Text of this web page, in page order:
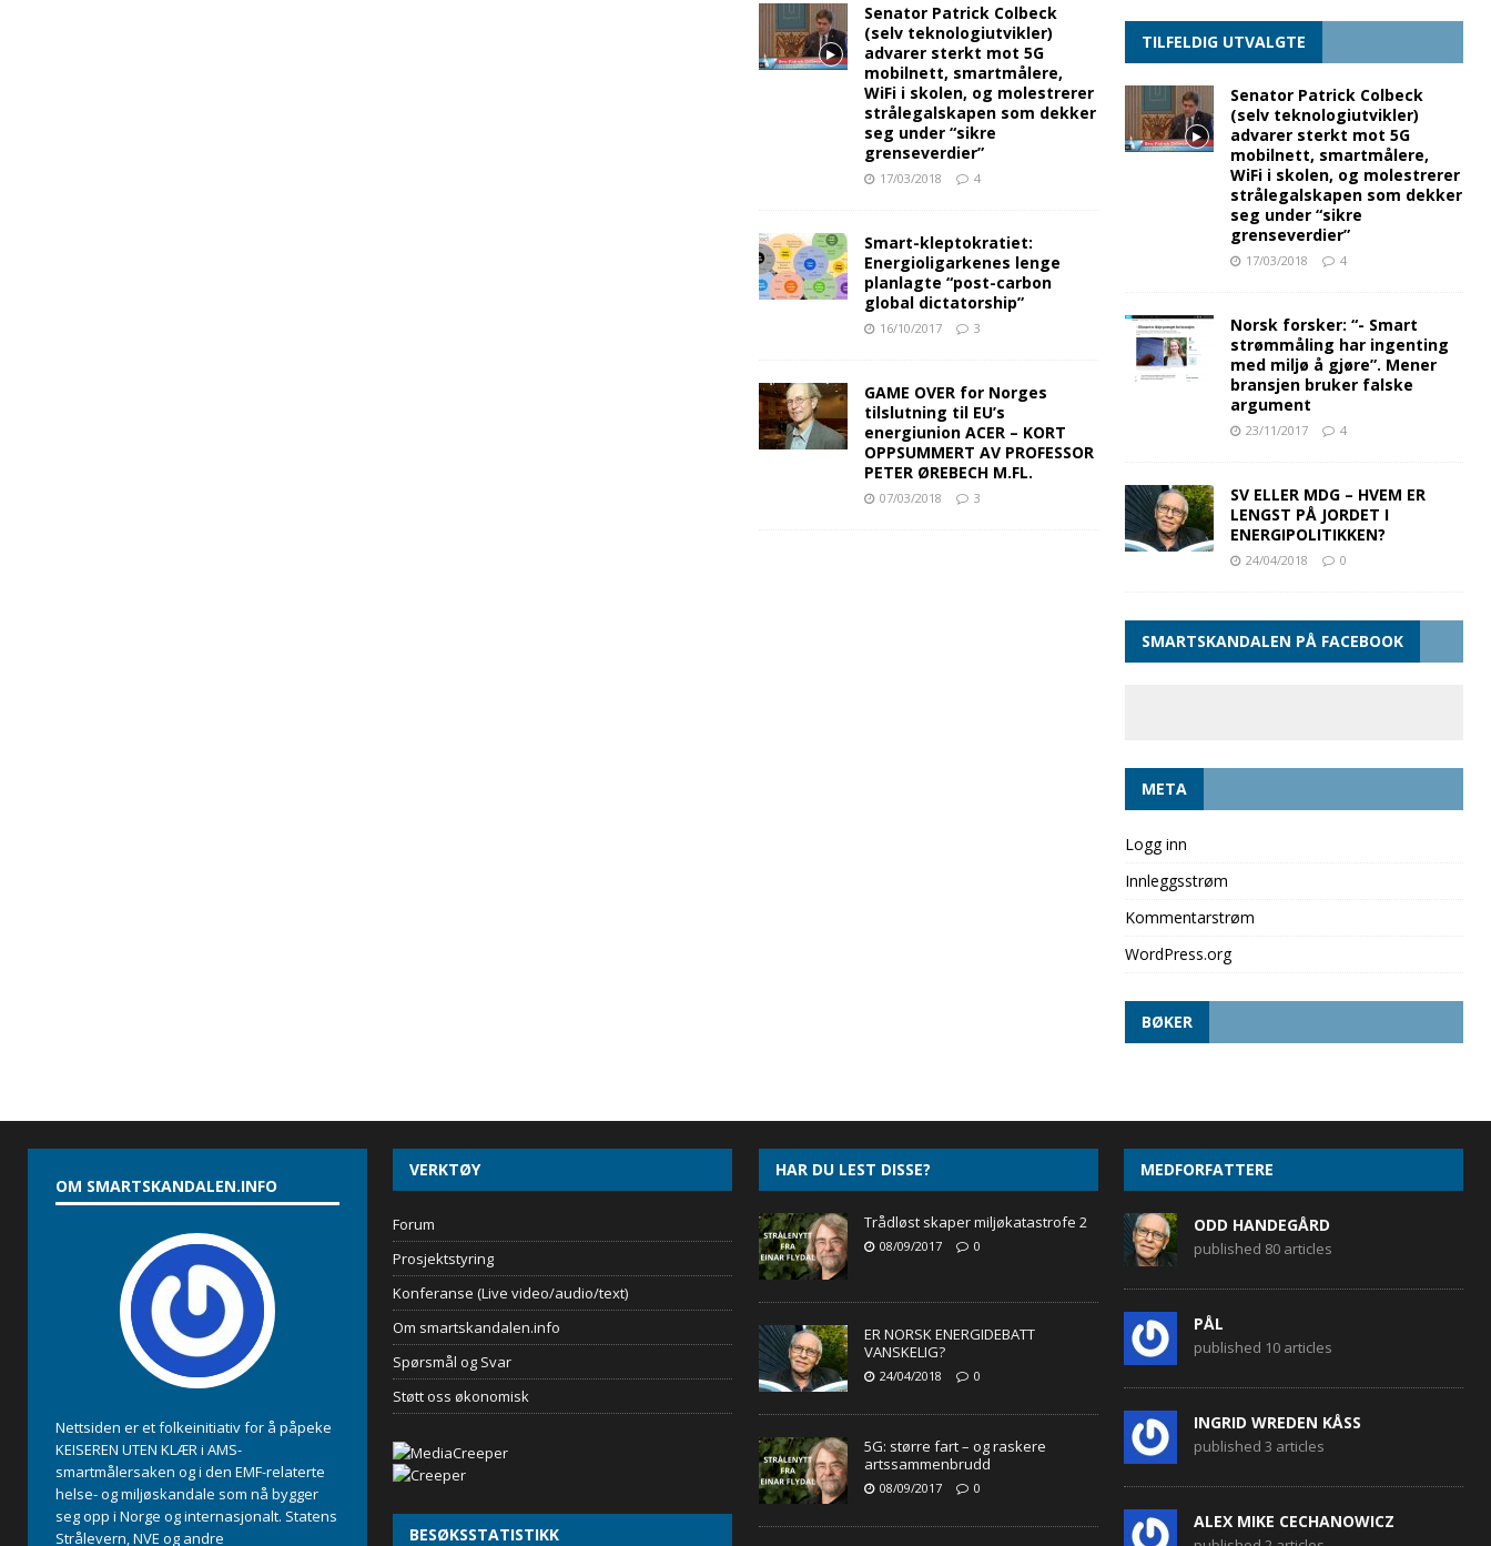
Senator Patrick Colbeck
(selv teknologiutvikler)
advarer sterkt mot 5G
mobilnett, smartmålere,
WiFi i skolen, og molestrerer
strålegalskapen som dekker
seg under “sikre
grenseverdier”
17/03/2018 4
Smart-kleptokratiet:
Energioligarkenes lenge
planlagte “post-carbon
global dictatorship”
16/10/2017 3
GAME OVER for Norges
tilslutning til EU’s
energiunion ACER – KORT
OPPSUMMERT AV PROFESSOR
PETER ØREBECH M.FL.
07/03/2018 3
TILFELDIG UTVALGTE
Senator Patrick Colbeck
(selv teknologiutvikler)
advarer sterkt mot 5G
mobilnett, smartmålere,
WiFi i skolen, og molestrerer
strålegalskapen som dekker
seg under “sikre
grenseverdier”
17/03/2018 4
Norsk forsker: “- Smart
strømmåling har ingenting
med miljø å gjøre”. Mener
bransjen bruker falske
argument
23/11/2017 4
SV ELLER MDG – HVEM ER
LENGST PÅ JORDET I
ENERGIPOLITIKKEN?
24/04/2018 0
SMARTSKANDALEN PÅ FACEBOOK
META
Logg inn
Innleggsstrøm
Kommentarstrøm
WordPress.org
BØKER
OM SMARTSKANDALEN.INFO
Nettsiden er et folkeinitiativ for å påpeke
KEISEREN UTEN KLÆR i AMS-
smartmålersaken og i den EMF-relaterte
helse- og miljøskandale som nå bygger
seg opp i Norge og internasjonalt. Statens
Strålevern, NVE og andre
VERKTØY
Forum
Prosjektstyring
Konferanse (Live video/audio/text)
Om smartskandalen.info
Spørsmål og Svar
Støtt oss økonomisk
BESØKSSTATISTIKK
HAR DU LEST DISSE?
Trådløst skaper miljøkatastrofe 2
08/09/2017 0
ER NORSK ENERGIDEBATT
VANSKELIG?
24/04/2018 0
5G: større fart – og raskere
artssammenbrudd
08/09/2017 0
MEDFORFATTERE
ODD HANDEGÅRD
published 80 articles
PÅL
published 10 articles
INGRID WREDEN KÅSS
published 3 articles
ALEX MIKE CECHANOWICZ